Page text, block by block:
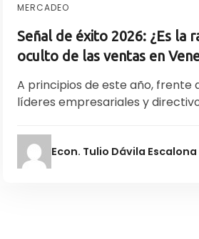
MERCADEO
Señal de éxito 2026: ¿Es la
oculto de las ventas en
A principios de este año, frente
líderes empresariales y
Econ. Tulio Dávila Escalona